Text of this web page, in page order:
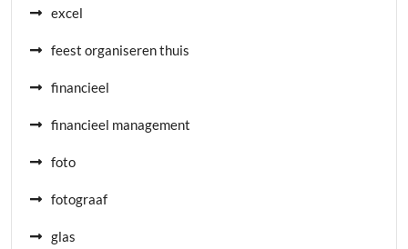
excel
feest organiseren thuis
financieel
financieel management
foto
fotograaf
glas